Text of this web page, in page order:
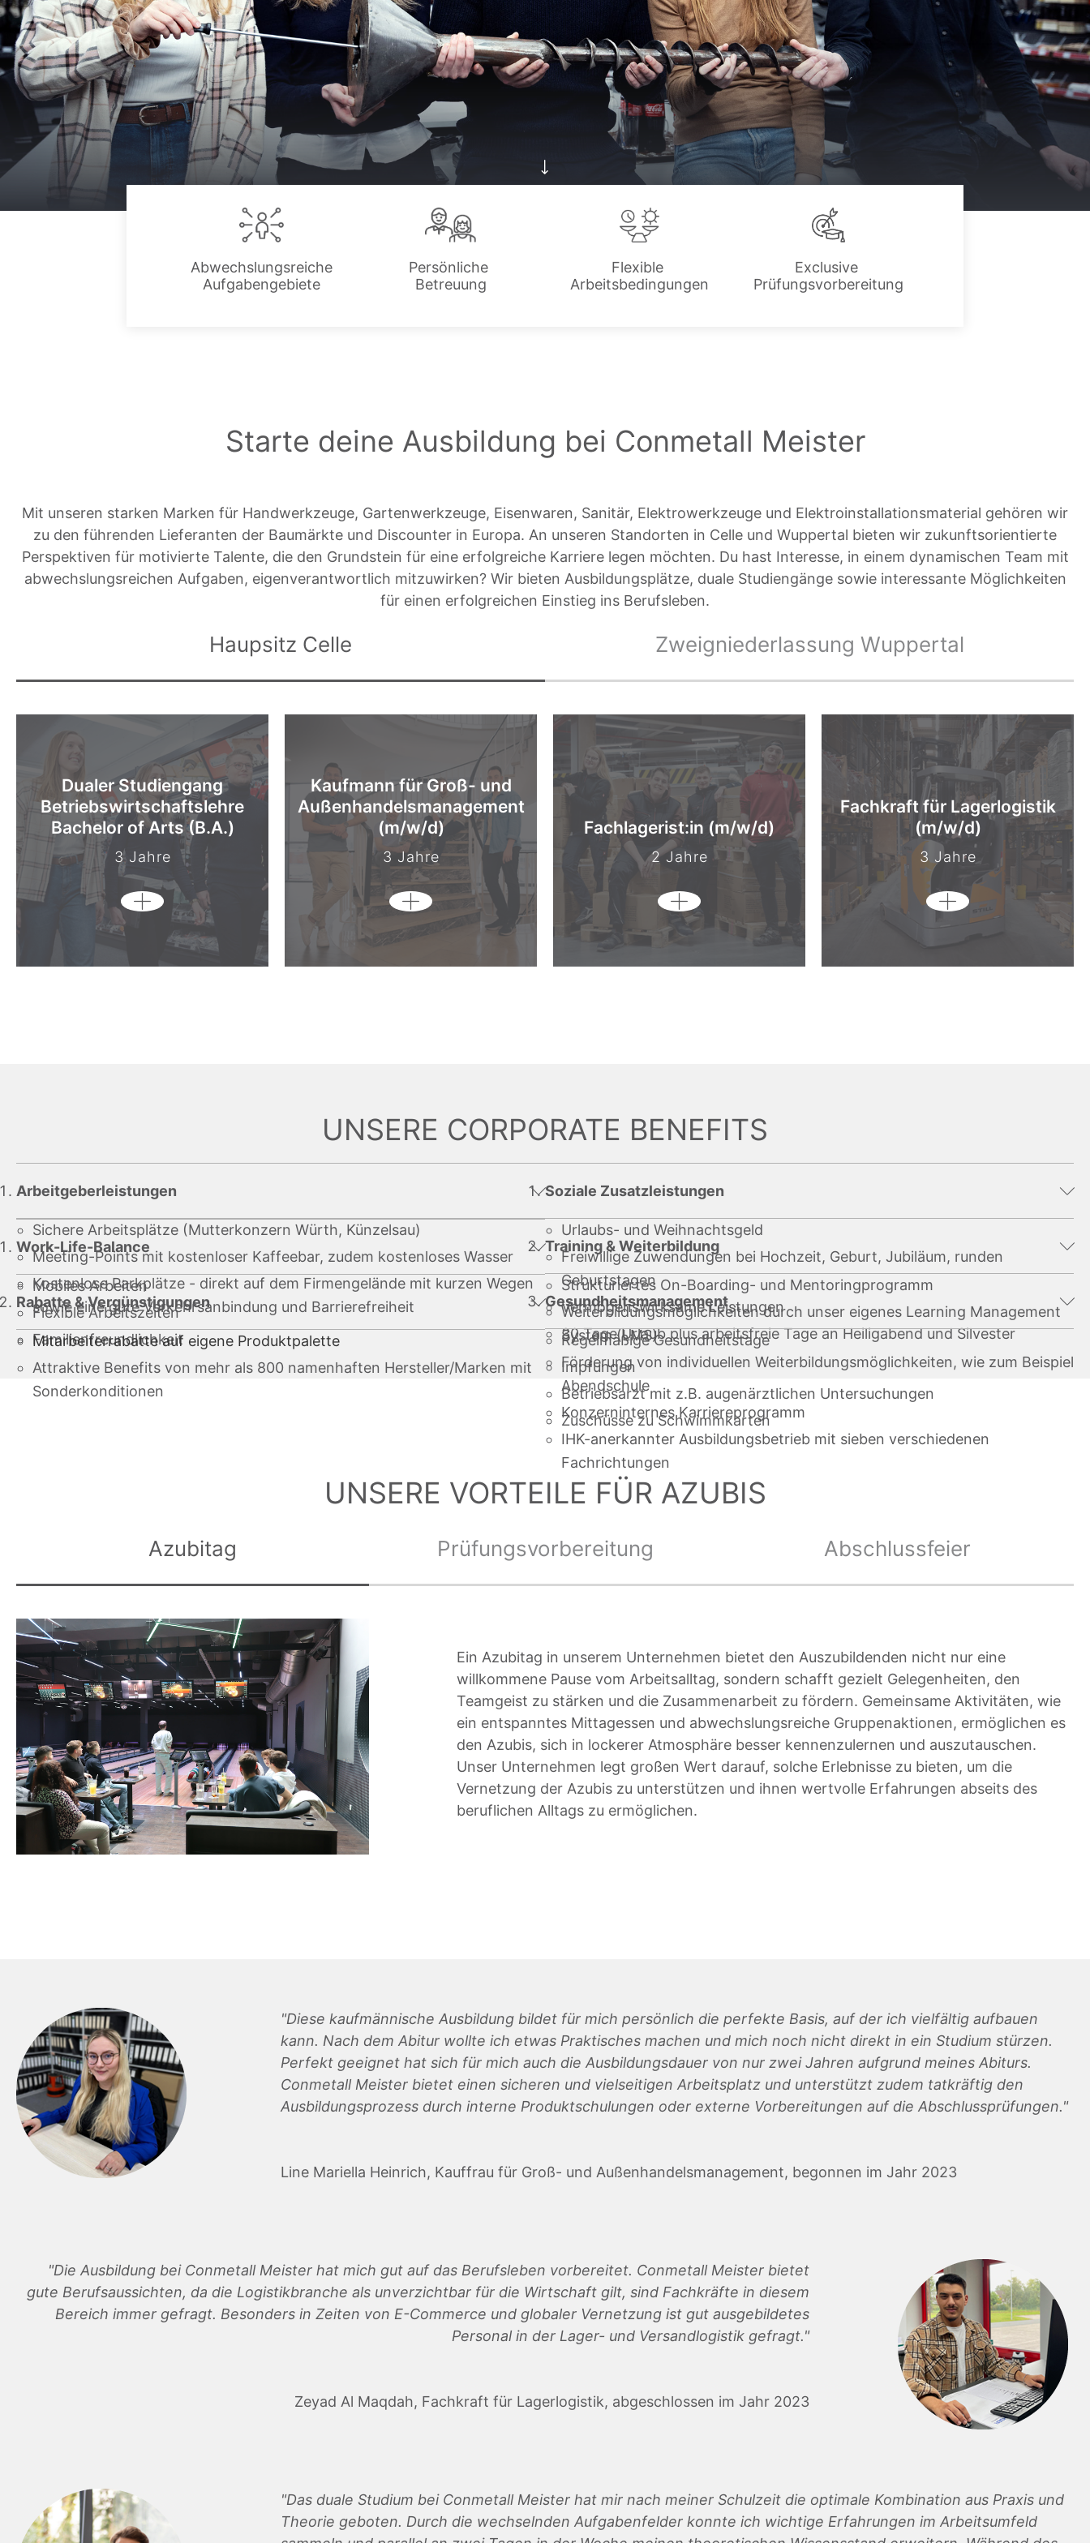
Abwechslungsreiche
Aufgabengebiete
Persönliche
Betreuung
Flexible
Arbeitsbedingungen
Exclusive
Prüfungsvorbereitung
Starte deine Ausbildung bei Conmetall Meister
Mit unseren starken Marken für Handwerkzeuge, Gartenwerkzeuge, Eisenwaren, Sanitär, Elektrowerkzeuge und Elektroinstallationsmaterial gehören wir
zu den führenden Lieferanten der Baumärkte und Discounter in Europa. An unseren Standorten in Celle und Wuppertal bieten wir zukunftsorientierte
Perspektiven für motivierte Talente, die den Grundstein für eine erfolgreiche Karriere legen möchten. Du hast Interesse, in einem dynamischen Team mit
abwechslungsreichen Aufgaben, eigenverantwortlich mitzuwirken? Wir bieten Ausbildungsplätze, duale Studiengänge sowie interessante Möglichkeiten
für einen erfolgreichen Einstieg ins Berufsleben.
Haupsitz Celle Zweigniederlassung Wuppertal
Dualer Studiengang
Betriebswirtschaftslehre
Bachelor of Arts (B.A.)
3 Jahre
Kaufmann für Groß- und
Außenhandelsmanagement
(m/w/d)
3 Jahre
Fachlagerist:in (m/w/d)
2 Jahre
Fachkraft für Lagerlogistik
(m/w/d)
3 Jahre
UNSERE CORPORATE BENEFITS
Arbeitgeberleistungen
Sichere Arbeitsplätze (Mutterkonzern Würth, Künzelsau)
Meeting-Points mit kostenloser Kaffeebar, zudem kostenloses Wasser
Kostenlose Parkplätze - direkt auf dem Firmengelände mit kurzen Wegen
sowie eine gute Verkehrsanbindung und Barrierefreiheit
Work-Life-Balance
Mobiles Arbeiten
Flexible Arbeitszeiten
Familienfreundlichkeit
Rabatte & Vergünstigungen
Mitarbeiterrabatte auf eigene Produktpalette
Attraktive Benefits von mehr als 800 namenhaften Hersteller/Marken mit
Sonderkonditionen
Soziale Zusatzleistungen
Urlaubs- und Weihnachtsgeld
Freiwillige Zuwendungen bei Hochzeit, Geburt, Jubiläum, runden
Geburtstagen
Vermögenswirksame Leistungen
30 Tage Urlaub plus arbeitsfreie Tage an Heiligabend und Silvester
Training & Weiterbildung
Strukturiertes On-Boarding- und Mentoringprogramm
Weiterbildungsmöglichkeiten durch unser eigenes Learning Management
System (LMS)
Förderung von individuellen Weiterbildungsmöglichkeiten, wie zum Beispiel
Abendschule
Konzerninternes Karriereprogramm
IHK-anerkannter Ausbildungsbetrieb mit sieben verschiedenen
Fachrichtungen
Gesundheitsmanagement
Regelmäßige Gesundheitstage
Impfungen
Betriebsarzt mit z.B. augenärztlichen Untersuchungen
Zuschüsse zu Schwimmkarten
UNSERE VORTEILE FÜR AZUBIS
Azubitag Prüfungsvorbereitung Abschlussfeier
Ein Azubitag in unserem Unternehmen bietet den Auszubildenden nicht nur eine
willkommene Pause vom Arbeitsalltag, sondern schafft gezielt Gelegenheiten, den
Teamgeist zu stärken und die Zusammenarbeit zu fördern. Gemeinsame Aktivitäten, wie
ein entspanntes Mittagessen und abwechslungsreiche Gruppenaktionen, ermöglichen es
den Azubis, sich in lockerer Atmosphäre besser kennenzulernen und auszutauschen.
Unser Unternehmen legt großen Wert darauf, solche Erlebnisse zu bieten, um die
Vernetzung der Azubis zu unterstützen und ihnen wertvolle Erfahrungen abseits des
beruflichen Alltags zu ermöglichen.
"Diese kaufmännische Ausbildung bildet für mich persönlich die perfekte Basis, auf der ich vielfältig aufbauen
kann. Nach dem Abitur wollte ich etwas Praktisches machen und mich noch nicht direkt in ein Studium stürzen.
Perfekt geeignet hat sich für mich auch die Ausbildungsdauer von nur zwei Jahren aufgrund meines Abiturs.
Conmetall Meister bietet einen sicheren und vielseitigen Arbeitsplatz und unterstützt zudem tatkräftig den
Ausbildungsprozess durch interne Produktschulungen oder externe Vorbereitungen auf die Abschlussprüfungen."
Line Mariella Heinrich, Kauffrau für Groß- und Außenhandelsmanagement, begonnen im Jahr 2023
"Die Ausbildung bei Conmetall Meister hat mich gut auf das Berufsleben vorbereitet. Conmetall Meister bietet
gute Berufsaussichten, da die Logistikbranche als unverzichtbar für die Wirtschaft gilt, sind Fachkräfte in diesem
Bereich immer gefragt. Besonders in Zeiten von E-Commerce und globaler Vernetzung ist gut ausgebildetes
Personal in der Lager- und Versandlogistik gefragt."
Zeyad Al Maqdah, Fachkraft für Lagerlogistik, abgeschlossen im Jahr 2023
"Das duale Studium bei Conmetall Meister hat mir nach meiner Schulzeit die optimale Kombination aus Praxis und
Theorie geboten. Durch die wechselnden Aufgabenfelder konnte ich wichtige Erfahrungen im Arbeitsumfeld